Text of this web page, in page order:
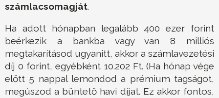
számlacsomagját.
Ha adott hónapban legalább 400 ezer forint
beérkezik a bankba vagy van 8 milliós
megtakarításod ugyanitt, akkor a számlavezetési
díj 0 forint, egyébként 10.202 Ft. (Ha hónap vége
előtt 5 nappal lemondod a prémium tagságot,
megúszod a büntető havi díjat. Ez akkor fontos,